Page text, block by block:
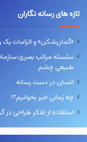
تازه های رسانه نگاران
«گمان‌شکن» و الزامات یک
سلسله مراتب
طبیعی چشم
انسان در دست رسانه
چه زمانی خبر بخوانیم؟!
استفاده از تفکر طراحی در